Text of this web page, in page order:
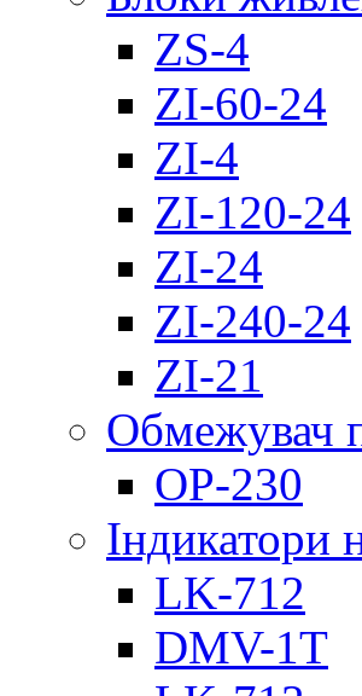
ZS-4
ZI-60-24
ZI-4
ZI-120-24
ZI-24
ZI-240-24
ZI-21
Обмежувач
OP-230
Індикатори
LK-712
DMV-1T